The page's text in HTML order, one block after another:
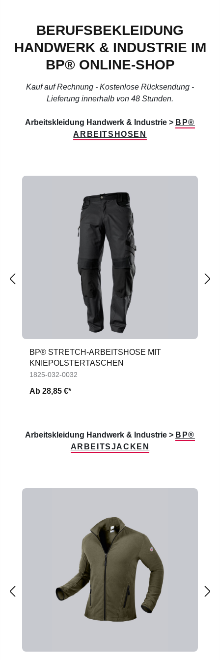
BERUFSBEKLEIDUNG
HANDWERK & INDUSTRIE IM
BP® ONLINE-SHOP
Kauf auf Rechnung - Kostenlose Rücksendung -
Lieferung innerhalb von 48 Stunden.
Arbeitskleidung Handwerk & Industrie > BP®
ARBEITSHOSEN
BP® STRETCH-ARBEITSHOSE MIT
KNIEPOLSTERTASCHEN
1825-032-0032
Ab 28,85 €*
Arbeitskleidung Handwerk & Industrie > BP®
ARBEITSJACKEN